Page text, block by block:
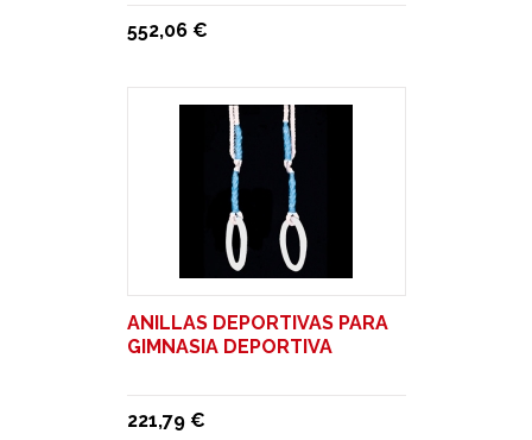
552,06 €
ANILLAS DEPORTIVAS PARA
GIMNASIA DEPORTIVA
221,79 €